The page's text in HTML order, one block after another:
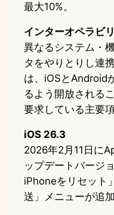
最大10%。
インターオペラビ
異なるシステム・
タをやりとりし連
は、iOSとAndroid
るよう開放される
要求している主要
iOS 26.3
2026年2月11日に
ップデートバージ
iPhoneをリセット
送」メニューが追